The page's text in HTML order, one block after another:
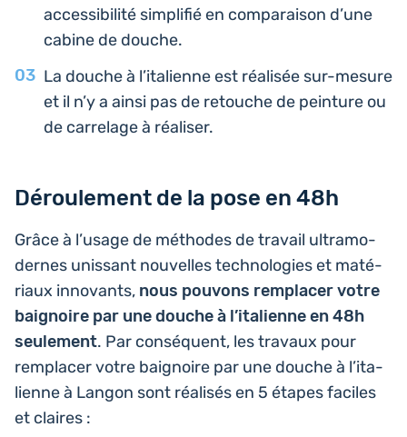
acces­si­bi­li­té sim­pli­fié en com­pa­rai­son d’une
cabine de douche.
La douche à l’i­ta­lienne est réa­li­sée sur-mesure
et il n’y a ainsi pas de retouche de pein­ture ou
de car­re­lage à réaliser.
Déroulement de la pose en 48h
Grâce à l’usage de méthodes de travail ultra­mo­
dernes unis­sant nou­velles tech­no­lo­gies et maté­
riaux inno­vants, nous pouvons rem­pla­cer votre
bai­gnoire par une douche à l’i­ta­lienne en 48h
seule­ment. Par consé­quent, les travaux pour
rem­pla­cer votre bai­gnoire par une douche à l’i­ta­
lienne à Langon sont réa­li­sés en 5 étapes faciles
et claires :